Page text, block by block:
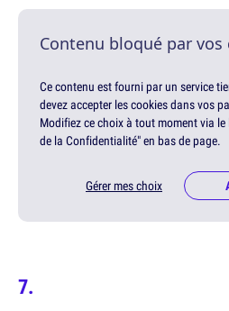
Contenu bloqué par
Ce contenu est fourni par un service
devez accepter les cookies dans vos
Modifiez ce choix à tout moment via
de la Confidentialité" en bas de page.
Gérer mes choix